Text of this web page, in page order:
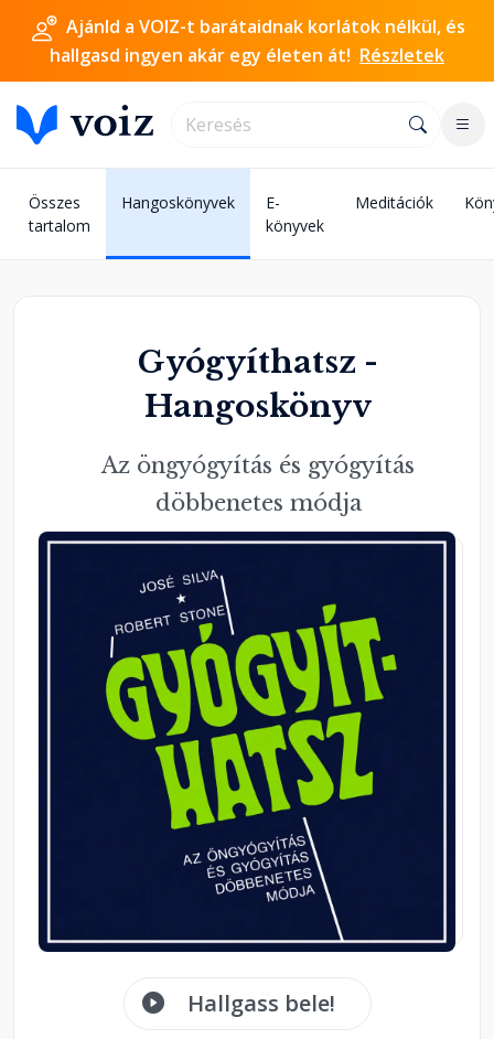
Ajánld a VOIZ-t barátaidnak korlátok nélkül, és
hallgasd ingyen akár egy életen át! Részletek
Összes
tartalom
Hangoskönyvek
E-
könyvek
Meditációk
Gyógyíthatsz -
Hangoskönyv
Az öngyógyítás és gyógyítás
döbbenetes módja
Hallgass bele!